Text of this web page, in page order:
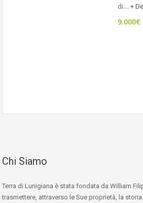
di… +
9.000€
Chi Siamo
Terra di Lunigiana è stata fondata da William
trasmettere, attraverso le Sue proprietà, la